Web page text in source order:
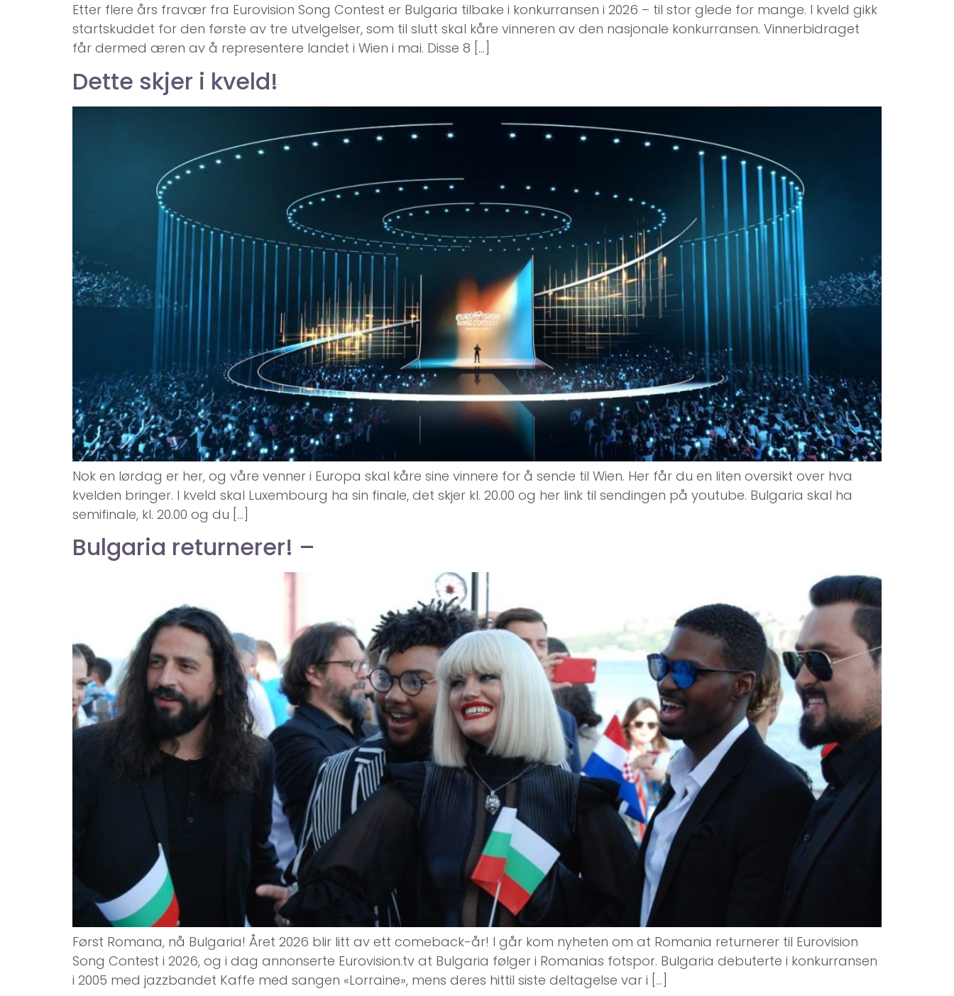
Etter flere års fravær fra Eurovision Song Contest er Bulgaria tilbake i konkurransen i 2026 – til stor glede for mange. I kveld gikk
startskuddet for den første av tre utvelgelser, som til slutt skal kåre vinneren av den nasjonale konkurransen. Vinnerbidraget
får dermed æren av å representere landet i Wien i mai. Disse 8 […]
Dette skjer i kveld!
Nok en lørdag er her, og våre venner i Europa skal kåre sine vinnere for å sende til Wien. Her får du en liten oversikt over hva
kvelden bringer. I kveld skal Luxembourg ha sin finale, det skjer kl. 20.00 og her link til sendingen på youtube. Bulgaria skal ha
semifinale, kl. 20.00 og du […]
Bulgaria returnerer! –
Først Romana, nå Bulgaria! Året 2026 blir litt av ett comeback-år! I går kom nyheten om at Romania returnerer til Eurovision
Song Contest i 2026, og i dag annonserte Eurovision.tv at Bulgaria følger i Romanias fotspor. Bulgaria debuterte i konkurransen
i 2005 med jazzbandet Kaffe med sangen «Lorraine», mens deres hittil siste deltagelse var i […]